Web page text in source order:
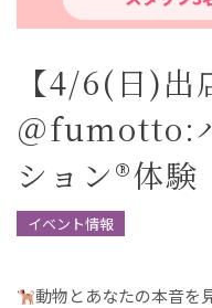
【4/6(日)出
＠fumotto:
ション®︎体験
イベント情報
️動物とあなたの本音を